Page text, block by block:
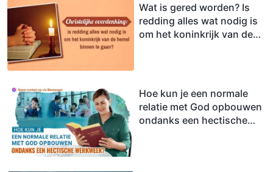
Wat is gered worden? Is
redding alles wat nodig is
om het koninkrijk van de
Hoe kun je een normale
relatie met God opbouwen
ondanks een hectische